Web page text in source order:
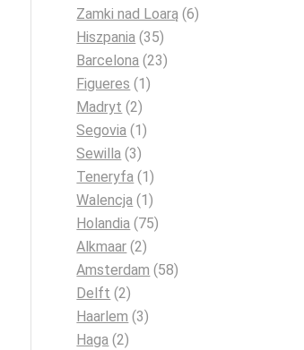
Zamki nad Loarą (6)
Hiszpania (35)
Barcelona (23)
Figueres (1)
Madryt (2)
Segovia (1)
Sewilla (3)
Teneryfa (1)
Walencja (1)
Holandia (75)
Alkmaar (2)
Amsterdam (58)
Delft (2)
Haarlem (3)
Haga (2)